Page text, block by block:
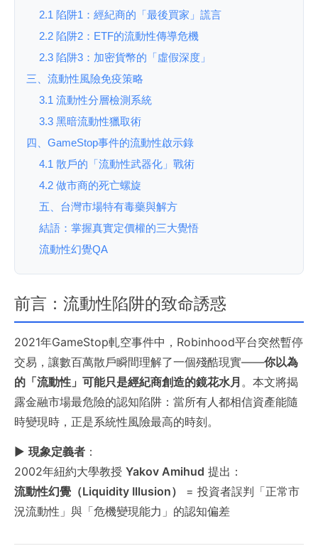
2.1 陷阱1：經紀商的「最後買家」謊言
2.2 陷阱2：ETF的流動性傳導危機
2.3 陷阱3：加密貨幣的「虛假深度」
三、流動性風險免疫策略
3.1 流動性分層檢測系統
3.3 黑暗流動性獵取術
四、GameStop事件的流動性啟示錄
4.1 散戶的「流動性武器化」戰術
4.2 做市商的死亡螺旋
五、台灣市場特有毒藥與解方
結語：掌握真實定價權的三大覺悟
流動性幻覺QA
前言：流動性陷阱的致命誘惑
2021年GameStop軋空事件中，Robinhood平台突然暫停
交易，讓數百萬散戶瞬間理解了一個殘酷現實——你以為
的「流動性」可能只是經紀商創造的鏡花水月 。本文將揭
露金融市場最危險的認知陷阱：當所有人都相信資產能隨
時變現時，正是系統性風險最高的時刻。
▶ 現象定義者 ：
2002年紐約大學教授 Yakov Amihud 提出：
流動性幻覺（Liquidity Illusion）
= 投資者誤判「正常市
況流動性」與「危機變現能力」的認知偏差